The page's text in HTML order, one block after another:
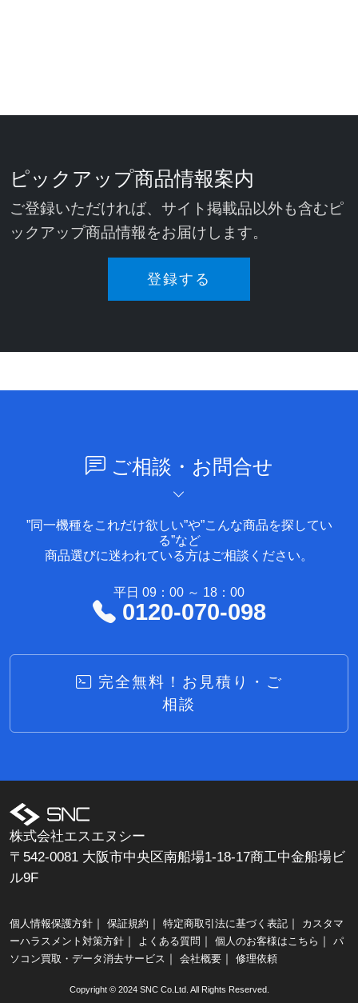
ピックアップ商品情報案内
ご登録いただければ、サイト掲載品以外も含むピ
ックアップ商品情報をお届けします。
登録する
ご相談・お問合せ
”同一機種をこれだけ欲しい”や”こんな商品を探してい
る”など
商品選びに迷われている方はご相談ください。
平日 09：00 ～ 18：00
0120-070-098
完全無料！お見積り・ご
相談
株式会社エスエヌシー
〒542-0081 大阪市中央区南船場1-18-17商工中金船場ビ
ル9F
個人情報保護方針 ｜ 保証規約 ｜ 特定商取引法に基づく表記 ｜
カスタマ
ーハラスメント対策方針 ｜ よくある質問 ｜ 個人のお客様はこちら ｜ パ
ソコン買取・データ消去サービス ｜ 会社概要 ｜ 修理依頼
Copyright © 2024 SNC Co.Ltd. All Rights Reserved.